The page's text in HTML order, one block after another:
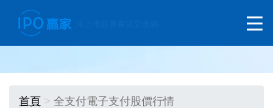
首頁 全支付電子支付股價行情